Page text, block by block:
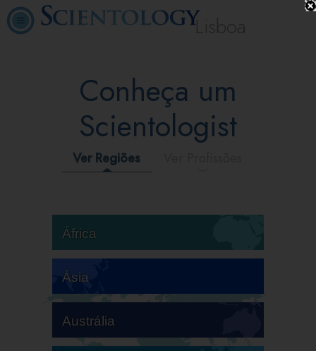
Lisboa
Conheça um
Scientologist
Ver Regiões
África
Ásia
Austrália